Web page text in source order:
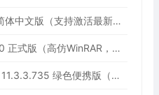
HEU KMS Activator 64.0 简体中文版（支持激活最新版Windows/Office离线永久激活）
WinASAR文件管理工具 2.1.0 正式版（高仿WinRAR，最好用的Electron ASAR文件打包/解包工具、压缩/解压工具）
Wise Registry Cleaner Pro 11.3.3.735 绿色便携版（注册表清理工具）